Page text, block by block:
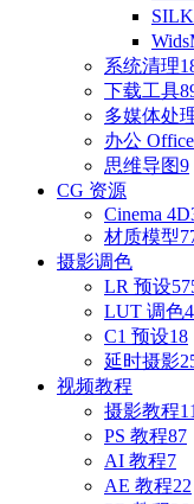
系统清理
下载工具
多媒体处
办公 Office
思维导图9
CG 资源
Cinema 4D
材质模型
摄影调色
LR 预设
LUT 调色
C1 预设18
延时摄影
视频教程
摄影教程
PS 教程87
AI 教程7
AE 教程22